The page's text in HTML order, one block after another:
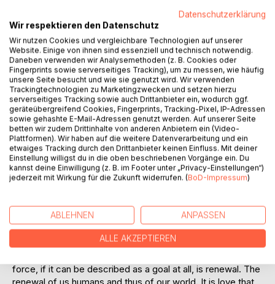
self-knowledge. They also summarise Samuel's literary
activities of the past years on the subject of self-
knowledge in a concise work.
Samuel wrote:
Should not the most important and fundamental concerns
of such a movement be addressed in a collection of such
letters over time? Shouldn't its goals and its tools for
achieving these goals be outlined in more detail and anew?
And do these goals not simply consist in the renewal of
ourselves and our world, which we hope to achieve with
the tool of self-knowledge? Have we not come to make
the earth a paradise? Is this not our real goal? Are we not
such a thing? We are not really forming a movement. That
would be something organised, something created and
produced by thoughts, by the ego. We are part of the
movement that is led by love. We have awakened to this
force, if it can be described as a goal at all, is renewal. The
Datenschutzerklärung
Wir respektieren den Datenschutz
Wir nutzen Cookies und vergleichbare Technologien auf unserer
Website. Einige von ihnen sind essenziell und technisch notwendig.
Daneben verwenden wir Analysemethoden (z. B. Cookies oder
Fingerprints sowie serverseitiges Tracking), um zu messen, wie häufig
unsere Seite besucht und wie sie genutzt wird. Wir verwenden
Trackingtechnologien zu Marketingzwecken und setzen hierzu
serverseitiges Tracking sowie auch Drittanbieter ein, wodurch ggf.
geräteübergreifend Cookies, Fingerprints, Tracking-Pixel, IP-Adressen
sowie gehashte E-Mail-Adressen genutzt werden. Auf unserer Seite
betten wir zudem Drittinhalte von anderen Anbietern ein (Video-
Plattformen). Wir haben auf die weitere Datenverarbeitung und ein
etwaiges Tracking durch den Drittanbieter keinen Einfluss. Mit deiner
Einstellung willigst du in die oben beschriebenen Vorgänge ein. Du
kannst deine Einwilligung (z. B. im Footer unter „Privacy-Einstellungen“)
jederzeit mit Wirkung für die Zukunft widerrufen. (BoD-Impressum)
ABLEHNEN ANPASSEN
ALLE AKZEPTIEREN